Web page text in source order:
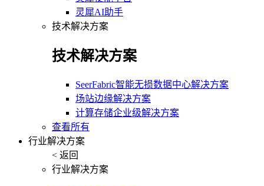
灵犀AI助手
技术解决方案
技术解决方案
SeerFabric智能无损数据中心解决方案
场站边缘解决方案
计算存储企业级解决方案
查看所有
行业解决方案
< 返回
行业解决方案